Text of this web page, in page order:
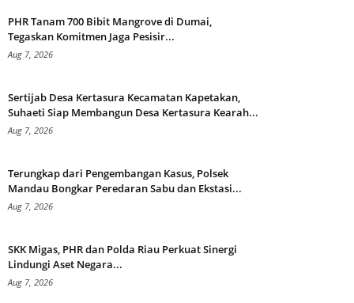
PHR Tanam 700 Bibit Mangrove di Dumai,
Tegaskan Komitmen Jaga Pesisir...
Aug 7, 2026
Sertijab Desa Kertasura Kecamatan Kapetakan,
Suhaeti Siap Membangun Desa Kertasura Kearah...
Aug 7, 2026
Terungkap dari Pengembangan Kasus, Polsek
Mandau Bongkar Peredaran Sabu dan Ekstasi...
Aug 7, 2026
SKK Migas, PHR dan Polda Riau Perkuat Sinergi
Lindungi Aset Negara...
Aug 7, 2026